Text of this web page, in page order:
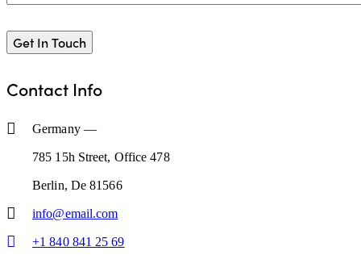
Contact Info
Germany —
785 15h Street, Office 478
Berlin, De 81566
info@email.com
+1 840 841 25 69